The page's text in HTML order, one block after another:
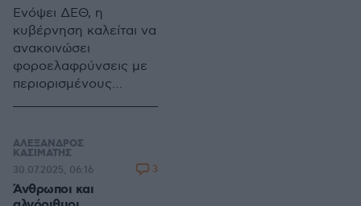
κατανομή, με το 80%
του πληθυσμού να
συγκεντρώνεται σε
περιοχές μικρού
ποσοστού της χώρας
Ενόψει ΔΕΘ, η
κυβέρνηση καλείται να
ανακοινώσει
φοροελαφρύνσεις με
περιορισμένους
έλλειμμα τρεχουσών
συναλλαγών
εξακολουθούν να
αποτελούν σοβαρές
ΑΛΕΞΑΝΔΡΟΣ
ΚΑΣΙΜΑΤΗΣ
Άνθρωποι και
30.07.2025, 06:16 3